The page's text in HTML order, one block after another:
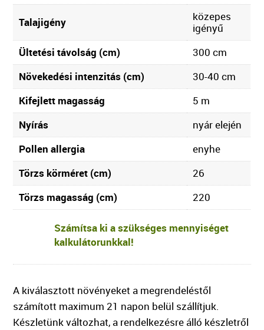
Talajigény
közepes
igényű
Ültetési távolság (cm)
300 cm
Növekedési intenzitás (cm)
30-40 cm
Kifejlett magasság
5 m
Nyírás
nyár elején
Pollen allergia
enyhe
Törzs körméret (cm)
26
Törzs magasság (cm)
220
Számítsa ki a szükséges mennyiséget
kalkulátorunkkal!
A kiválasztott növényeket a megrendeléstől
számított maximum 21 napon belül szállítjuk.
Készletünk változhat, a rendelkezésre álló készletről